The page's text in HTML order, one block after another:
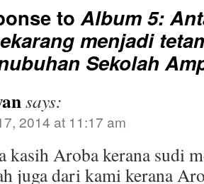
toAlbum 5:
menjadi
Sekolah
says:
2014 at 11:17 am
kasih Aroba kerana sudi
juga dari kami kerana